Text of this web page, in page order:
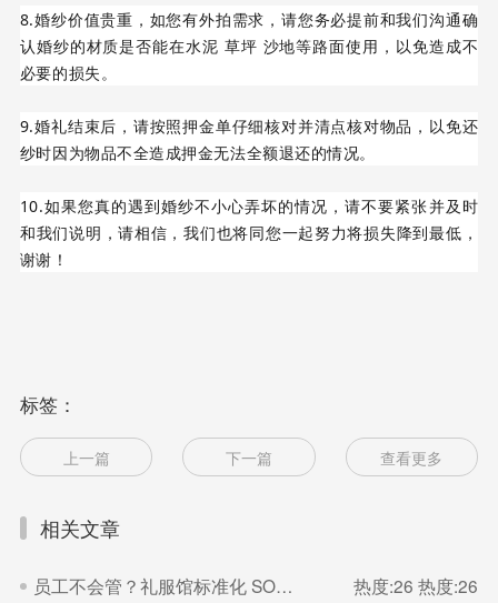
8.婚纱价值贵重，如您有外拍需求，请您务必提前和我们沟通确
认婚纱的材质是否能在水泥 草坪 沙地等路面使用，以免造成不
必要的损失。
9.婚礼结束后，请按照押金单仔细核对并清点核对物品，以免还
纱时因为物品不全造成押金无法全额退还的情况。
10.如果您真的遇到婚纱不小心弄坏的情况，请不要紧张并及时
和我们说明，请相信，我们也将同您一起努力将损失降到最低，
谢谢！
标签：
上一篇 下一篇 查看更多
相关文章
员工不会管？礼服馆标准化 SOP 直接抄 热度:26 热度:26